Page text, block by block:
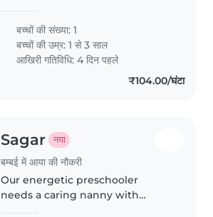
Hindi. Reliable care at our home
—flexible timings welcome!
Reach out to share your
experience.
बच्चों की संख्या: 1
बच्चों की उम्र:1 से 3 साल
आखिरी गतिविधि: 4 दिन पहले
₹104.00/घंटा
Sagar नया
बम्बई में आया की नौकरी
Our energetic preschooler
needs a caring nanny with